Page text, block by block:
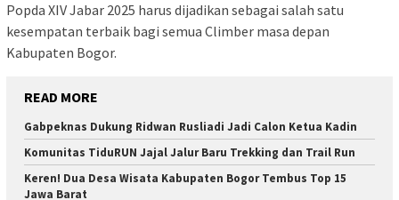
Popda XIV Jabar 2025 harus dijadikan sebagai salah satu
kesempatan terbaik bagi semua Climber masa depan
Kabupaten Bogor.
READ MORE
Gabpeknas Dukung Ridwan Rusliadi Jadi Calon Ketua Kadin
Komunitas TiduRUN Jajal Jalur Baru Trekking dan Trail Run
Keren! Dua Desa Wisata Kabupaten Bogor Tembus Top 15
Jawa Barat